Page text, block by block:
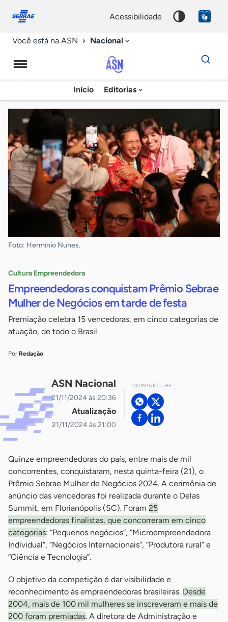
conosco
acessibilidade
Você está na ASN Nacional
Agência
Sebrae
Notícias
Início Editorias
Dados
para
chave
Foto: Hermínio Nunes.
Cultura Empreendedora
Empreendedoras conquistam Prêmio Sebrae
Mulher de Negócios em tarde de festa
Premiação celebra 15 vencedoras, em cinco categorias de
atuação, de todo o Brasil
Por Redação
ASN Nacional
21/11/2024 às 20:36
Atualização
21/11/2024 às 21:00
COMPARTILHE
Quinze empreendedoras do país, entre mais de mil
concorrentes, conquistaram, nesta quinta-feira (21), o
Prêmio Sebrae Mulher de Negócios 2024. A cerimônia de
anúncio das vencedoras foi realizada durante o Delas
Summit, em Florianópolis (SC). Foram 25
empreendedoras finalistas, que concorreram em cinco
categorias: “Pequenos negócios”, “Microempreendedora
Individual”, “Negócios Internacionais”, “Produtora rural” e
“Ciência e Tecnologia”.
O objetivo da competição é dar visibilidade e
reconhecimento às empreendedoras brasileiras. Desde
2004, mais de 100 mil mulheres se inscreveram e mais de
200 foram premiadas. A diretora de Administração e